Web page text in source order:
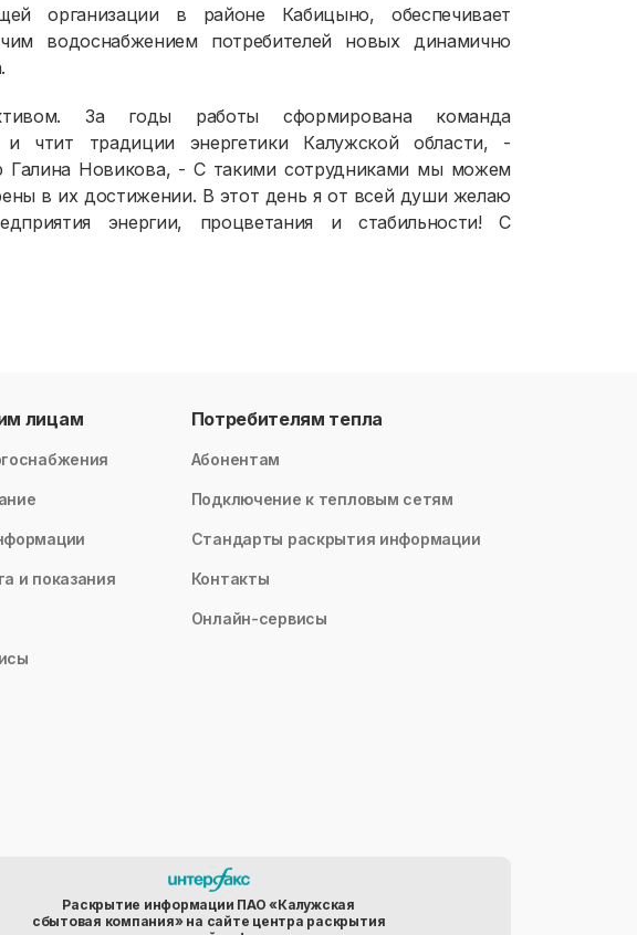
организации в районе Кабицыно, обеспечивает
водоснабжением потребителей новых динамично
За годы работы сформирована команда
и чтит традиции энергетики Калужской области, -
Галина Новикова, - С такими сотрудниками мы можем
в их достижении. В этот день я от всей души желаю
энергии, процветания и стабильности! С
лицам
и показания
Потребителям тепла
Абонентам
Подключение к тепловым сетям
Стандарты раскрытия информации
Контакты
Онлайн-сервисы
Раскрытие информации ПАО «Калужская
сбытовая компания» на сайте центра раскрытия